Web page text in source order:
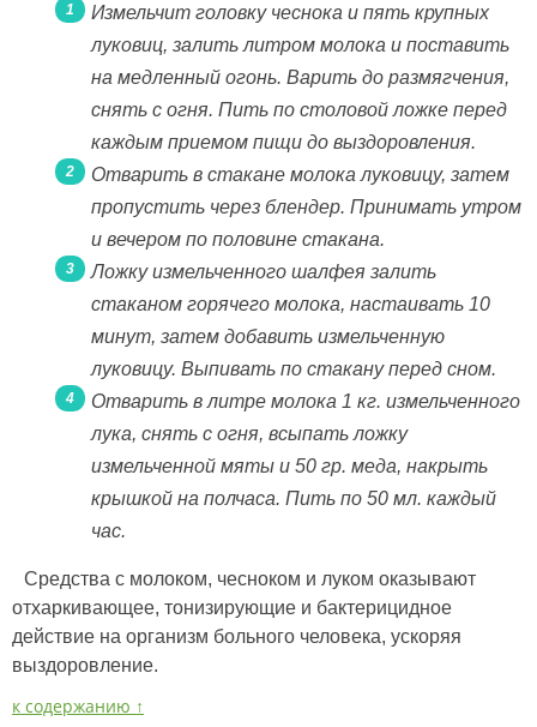
Измельчит головку чеснока и пять крупных
луковиц, залить литром молока и поставить
на медленный огонь. Варить до размягчения,
снять с огня. Пить по столовой ложке перед
каждым приемом пищи до выздоровления.
Отварить в стакане молока луковицу, затем
пропустить через блендер. Принимать утром
и вечером по половине стакана.
Ложку измельченного шалфея залить
стаканом горячего молока, настаивать 10
минут, затем добавить измельченную
луковицу. Выпивать по стакану перед сном.
Отварить в литре молока 1 кг. измельченного
лука, снять с огня, всыпать ложку
измельченной мяты и 50 гр. меда, накрыть
крышкой на полчаса. Пить по 50 мл. каждый
час.
Средства с молоком, чесноком и луком оказывают
отхаркивающее, тонизирующие и бактерицидное
действие на организм больного человека, ускоряя
выздоровление.
к содержанию ↑